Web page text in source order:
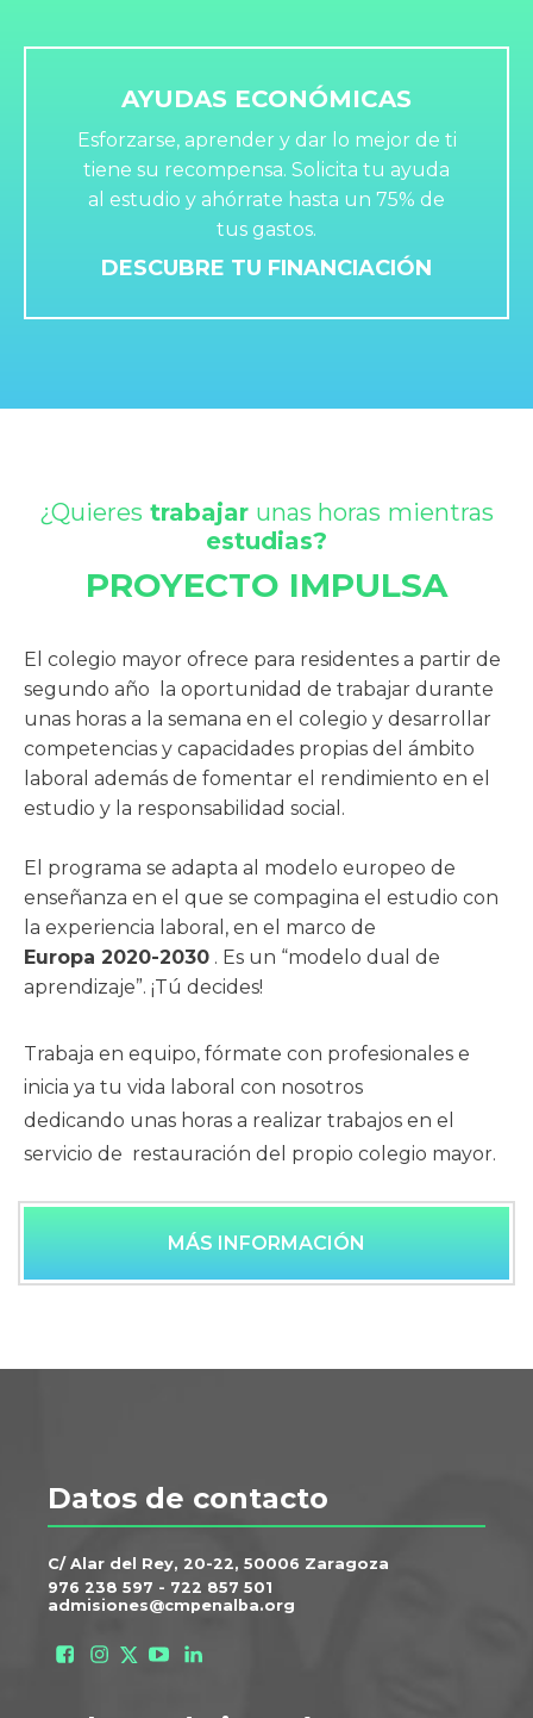
AYUDAS ECONÓMICAS
Esforzarse, aprender y dar lo mejor de ti
tiene su recompensa. Solicita tu ayuda
al estudio y ahórrate hasta un 75% de
tus gastos.
DESCUBRE TU FINANCIACIÓN
¿Quieres trabajar unas horas mientras
estudias?
PROYECTO IMPULSA
El colegio mayor ofrece para residentes a partir de
segundo año la oportunidad de trabajar durante
unas horas a la semana en el colegio y desarrollar
competencias y capacidades propias del ámbito
laboral además de fomentar el rendimiento en el
estudio y la responsabilidad social.
El programa se adapta al modelo europeo de
enseñanza en el que se compagina el estudio con
la experiencia laboral, en el marco de
Europa 2020-2030 . Es un “modelo dual de
aprendizaje”. ¡Tú decides!
Trabaja en equipo, fórmate con profesionales e
inicia ya tu vida laboral con nosotros
dedicando unas horas a realizar trabajos en el
servicio de restauración del propio colegio mayor.
MÁS INFORMACIÓN
Datos de contacto
C/ Alar del Rey, 20-22, 50006 Zaragoza
976 238 597 - 722 857 501
admisiones@cmpenalba.org